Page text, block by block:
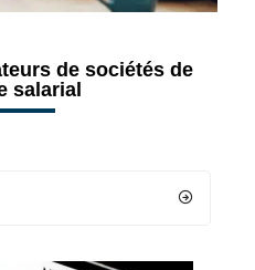
de sociétés de
salarial